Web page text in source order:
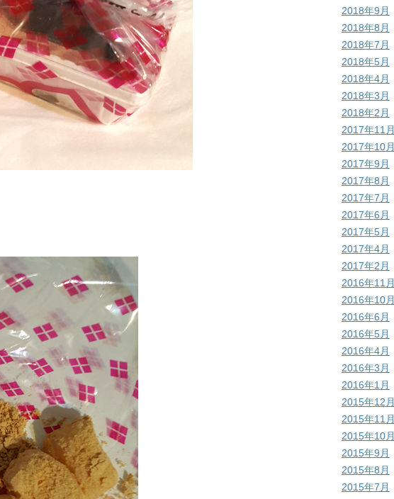
2018年9月
2018年8月
2018年7月
2018年5月
2018年4月
2018年3月
2018年2月
2017年11月
2017年10月
2017年9月
2017年8月
2017年7月
2017年6月
2017年5月
2017年4月
2017年2月
2016年11月
2016年10月
2016年6月
2016年5月
2016年4月
2016年3月
2016年1月
2015年12月
2015年11月
2015年10月
2015年9月
2015年8月
2015年7月